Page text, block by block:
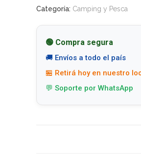
Categoría: Camping y Pesca
🟢 Compra segura
🚚 Envíos a todo el país
🏪 Retirá hoy en nuestro
💬 Soporte por WhatsApp